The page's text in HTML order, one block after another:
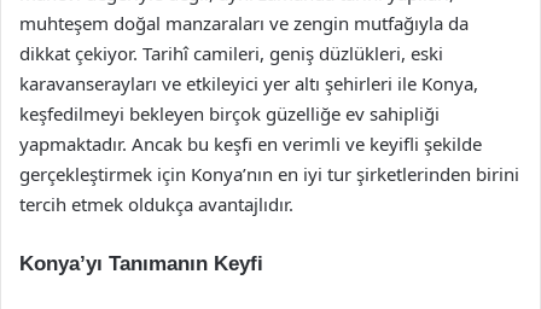
muhteşem doğal manzaraları ve zengin mutfağıyla da
dikkat çekiyor. Tarihî camileri, geniş düzlükleri, eski
karavanserayları ve etkileyici yer altı şehirleri ile Konya,
keşfedilmeyi bekleyen birçok güzelliğe ev sahipliği
yapmaktadır. Ancak bu keşfi en verimli ve keyifli şekilde
gerçekleştirmek için Konya’nın en iyi tur şirketlerinden birini
tercih etmek oldukça avantajlıdır.
Konya’yı Tanımanın Keyfi